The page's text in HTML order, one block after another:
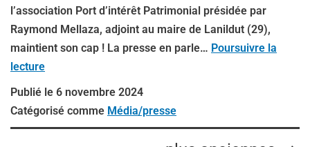
l’association Port d’intérêt Patrimonial présidée par
Raymond Mellaza, adjoint au maire de Lanildut (29),
maintient son cap ! La presse en parle… Poursuivre la
lecture
Publié le 6 novembre 2024
Catégorisé comme Média/presse